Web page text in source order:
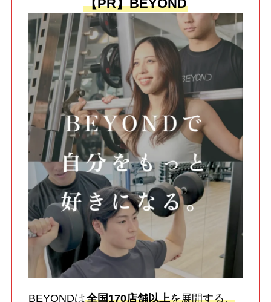
【PR】BEYOND
BEYONDは全国170店舗以上を展開する、